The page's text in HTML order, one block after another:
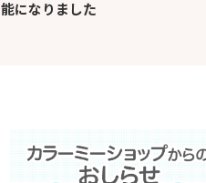
能になりました